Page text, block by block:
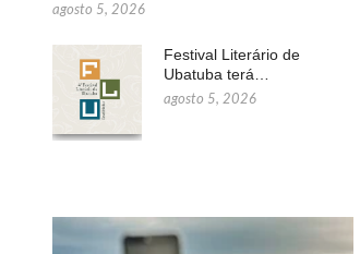
agosto 5, 2026
Festival Literário de
Ubatuba terá…
agosto 5, 2026